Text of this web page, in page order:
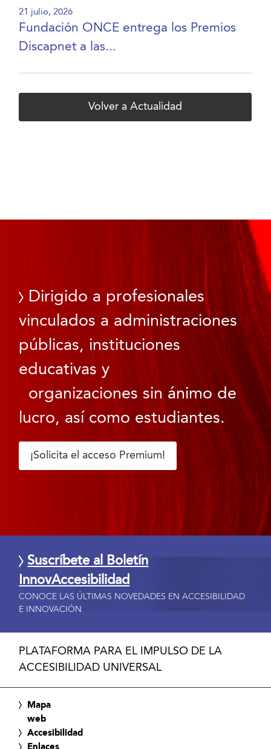
21 julio, 2026
Fundación ONCE entrega los Premios
Discapnet a las...
Volver a Actualidad
Dirigido a profesionales
vinculados a administraciones
públicas, instituciones
educativas y
organizaciones sin ánimo de
lucro, así como estudiantes.
¡Solicita el acceso Premium!
Suscríbete al Boletín
InnovAccesibilidad
CONOCE LAS ÚLTIMAS NOVEDADES EN ACCESIBILIDAD
E INNOVACIÓN
PLATAFORMA PARA EL IMPULSO DE LA
ACCESIBILIDAD UNIVERSAL
Mapa
web
Accesibilidad
Enlaces